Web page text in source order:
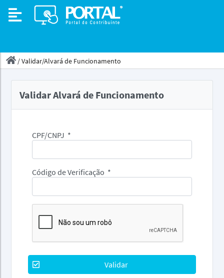
/Validar/Alvará de Funcionamento
Validar Alvará de Funcionamento
CPF/CNPJ *
Código de Verificação *
Validar